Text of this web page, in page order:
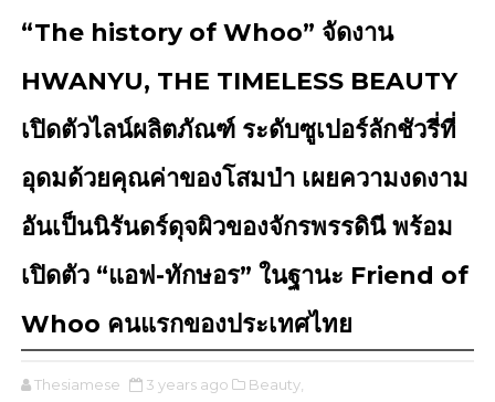
“The history of Whoo” จัดงาน
HWANYU, THE TIMELESS BEAUTY
เปิดตัวไลน์ผลิตภัณฑ์ ระดับซูเปอร์ลักชัวรี่ที่
อุดมด้วยคุณค่าของโสมป่า เผยความงดงาม
อันเป็นนิรันดร์ดุจผิวของจักรพรรดินี พร้อม
เปิดตัว “แอฟ-ทักษอร” ในฐานะ Friend of
Whoo คนแรกของประเทศไทย
Thesiamese 3 years ago Beauty,